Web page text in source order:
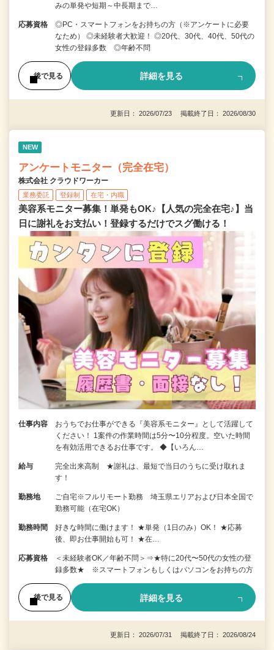
みの単発や短期～中長期まで…
応募資格
◎PC・スマートフォンをお持ちの方（※アンケートに必要
なため） ◎未経験者大歓迎！ ◎20代、30代、40代、50代の
女性の登録多数 ◎年齢不問
後で見る 詳細を見る
更新日： 2026/07/23 掲載終了日： 2026/08/30
NEW
アンケートモニター（完全在宅）
株式会社 クラウドワーカー
業務委託 登録制 在宅・内職
美容系モニター募集！単発もOK♪【人気の完全在宅♪】当
日に謝礼をお支払い！登録するだけでスグ働ける！
仕事内容
おうちでお仕事ができる『美容系モニター』として活躍して
ください！ 1案件の作業時間は5分〜10分程度。空いた時間
を有効活用できるお仕事です。 ◆【いろん…
給与
完全出来高制 ★謝礼は、最短で当日のうちに受け取れま
す！
勤務地
ご自宅※フルリモート勤務 埼玉県エリアおよび日本全国で
勤務可能（在宅OK）
勤務時間
好きな時間に働けます！ ★単発（1日のみ）OK！ ★応募
後、即お仕事開始も可！ ★在…
応募資格
＜未経験者OK／年齢不問＞⇒★特に20代〜50代の女性の登
録多数★ ※スマートフォンもしくはパソコンをお持ちの方
後で見る 詳細を見る
更新日： 2026/07/31 掲載終了日： 2026/08/24